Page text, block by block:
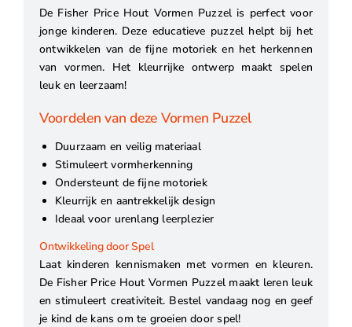
De Fisher Price Hout Vormen Puzzel is perfect voor
jonge kinderen. Deze educatieve puzzel helpt bij het
ontwikkelen van de fijne motoriek en het herkennen
van vormen. Het kleurrijke ontwerp maakt spelen
leuk en leerzaam!
Voordelen van deze Vormen Puzzel
Duurzaam en veilig materiaal
Stimuleert vormherkenning
Ondersteunt de fijne motoriek
Kleurrijk en aantrekkelijk design
Ideaal voor urenlang leerplezier
Ontwikkeling door Spel
Laat kinderen kennismaken met vormen en kleuren.
De Fisher Price Hout Vormen Puzzel maakt leren leuk
en stimuleert creativiteit. Bestel vandaag nog en geef
je kind de kans om te groeien door spel!